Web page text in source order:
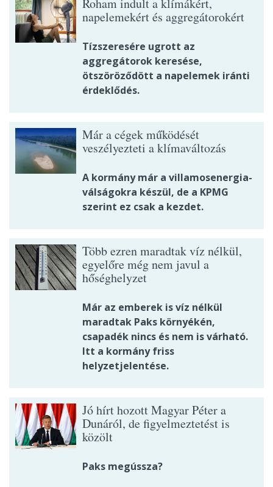
napelemekért és aggregátorokért
Tízszeresére ugrott az
aggregátorok keresése,
ötszöröződött a napelemek iránti
érdeklődés.
Már a cégek működését
veszélyezteti a klímaváltozás
A kormány már a villamosenergia-
válságokra készül, de a KPMG
szerint ez csak a kezdet.
Több ezren maradtak víz nélkül,
egyelőre még nem javul a
hőséghelyzet
Már az emberek is víz nélkül
maradtak Paks környékén,
csapadék nincs és nem is várható.
Itt a kormány friss
helyzetjelentése.
Jó hírt hozott Magyar Péter a
Dunáról, de figyelmeztetést is
közölt
Paks megússza?